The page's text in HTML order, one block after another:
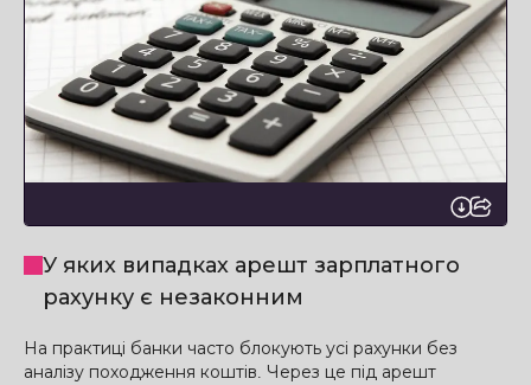
У яких випадках арешт зарплатного
рахунку є незаконним
На практиці банки часто блокують усі рахунки без
аналізу походження коштів. Через це під арешт